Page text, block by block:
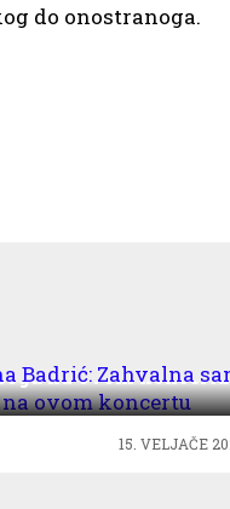
do onostranoga.
na ovom koncertu
15. VELJAČE